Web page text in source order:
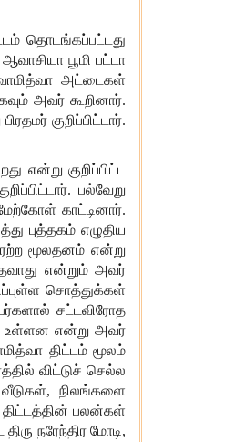
தொடங்கப்பட்டது
ஆவாசியா பூமி பட்டா
அட்டைகள்
அவர் கூறினார்.
பிரதமர் குறிப்பிட்டார்.
என்று குறிப்பிட்ட
. பல்வேறு
காட்டினார்.
புத்தகம் எழுதிய
மூலதனம் என்று
என்றும் அவர்
சொத்துக்கள்
சட்டவிரோத
உள்ளன என்று அவர்
திட்டம் மூலம்
விட்டுச் செல்ல
வீடுகள்,நிலங்களை
திட்டத்தின் பலன்கள்
திரு நரேந்திர மோடி,